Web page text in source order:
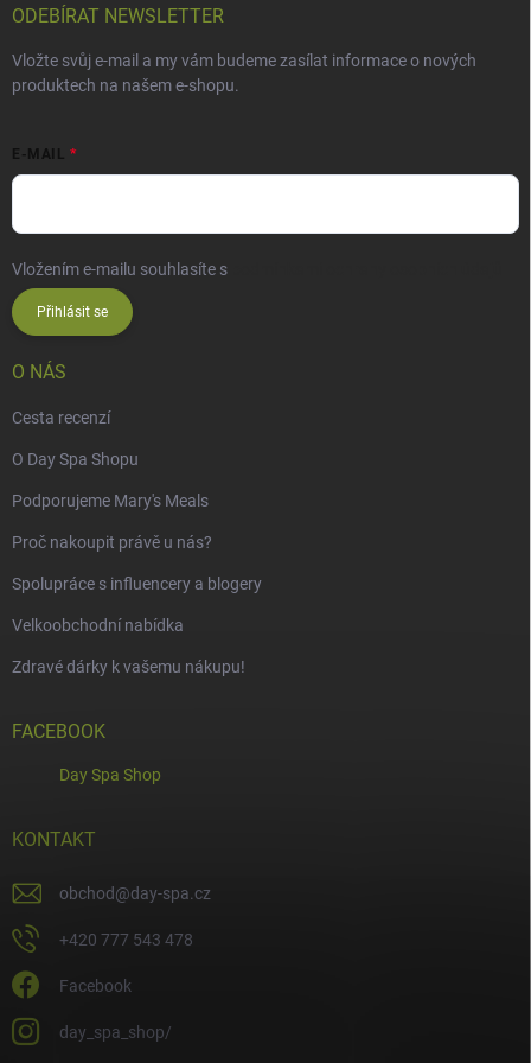
ODEBÍRAT NEWSLETTER
Vložte svůj e-mail a my vám budeme zasílat informace o nových
produktech na našem e-shopu.
E-MAIL
Vložením e-mailu souhlasíte s
Přihlásit se
O NÁS
Cesta recenzí
O Day Spa Shopu
Podporujeme Mary's Meals
Proč nakoupit právě u nás?
Spolupráce s influencery a blogery
Velkoobchodní nabídka
Zdravé dárky k vašemu nákupu!
FACEBOOK
Day Spa Shop
KONTAKT
obchod@day-spa.cz
+420 777 543 478
Facebook
day_spa_shop/